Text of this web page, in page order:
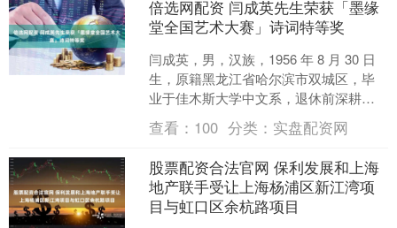
倍选网配资 闫成英先生荣获「墨缘
堂全国艺术大赛」诗词特等奖
闫成英，男，汉族，1956 年 8 月 30 日
生，原籍黑龙江省哈尔滨市双城区，毕
业于佳木斯大学中文系，退休前深耕中
学语文教育领域，退休后以花草为伴、
以诗词为友....
查看： 100 分类： 实盘配资网
股票配资合法官网 保利发展和上海
地产联手受让上海杨浦区新江湾项
目与虹口区余杭路项目